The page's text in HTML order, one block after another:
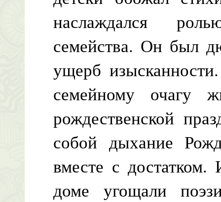
наслаждался
семейства. Он был
ущерб
семейному очагу
рождественской
собой дыхание
вместе с
доме угощали